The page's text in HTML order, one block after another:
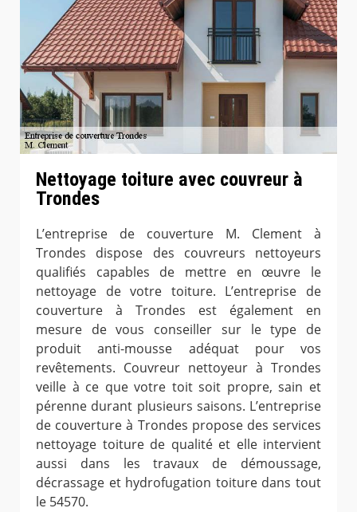
Nettoyage toiture avec couvreur à
Trondes
L’entreprise de couverture M. Clement à
Trondes dispose des couvreurs nettoyeurs
qualifiés capables de mettre en œuvre le
nettoyage de votre toiture. L’entreprise de
couverture à Trondes est également en
mesure de vous conseiller sur le type de
produit anti-mousse adéquat pour vos
revêtements. Couvreur nettoyeur à Trondes
veille à ce que votre toit soit propre, sain et
pérenne durant plusieurs saisons. L’entreprise
de couverture à Trondes propose des services
nettoyage toiture de qualité et elle intervient
aussi dans les travaux de démoussage,
décrassage et hydrofugation toiture dans tout
le 54570.